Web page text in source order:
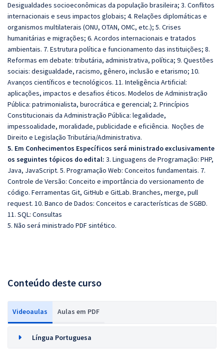
Desigualdades socioeconômicas da população brasileira; 3. Conflitos
internacionais e seus impactos globais; 4. Relações diplomáticas e
organismos multilaterais (ONU, OTAN, OMC, etc.); 5. Crises
humanitárias e migrações; 6. Acordos internacionais e tratados
ambientais. 7. Estrutura política e funcionamento das instituições; 8.
Reformas em debate: tributária, administrativa, política; 9. Questões
sociais: desigualdade, racismo, gênero, inclusão e etarismo; 10.
Avanços científicos e tecnológicos. 11. Inteligência Artificial:
aplicações, impactos e desafios éticos. Modelos de Administração
Pública: patrimonialista, burocrática e gerencial; 2. Princípios
Constitucionais da Administração Pública: legalidade,
impessoalidade, moralidade, publicidade e eficiência. Noções de
Direito e Legislação Tributária/Administrativa.
5. Em Conhecimentos Específicos será ministrado exclusivamente
os seguintes tópicos do edital: 3. Linguagens de Programação: PHP,
Java, JavaScript. 5. Programação Web: Conceitos fundamentais. 7.
Controle de Versão: Conceito e importância do versionamento de
código. Ferramentas Git, GitHub e GitLab. Branches, merge, pull
request. 10. Banco de Dados: Conceitos e características de SGBD.
11. SQL: Consultas
5. Não será ministrado PDF sintético.
Conteúdo deste curso
Videoaulas Aulas em PDF
Língua Portuguesa